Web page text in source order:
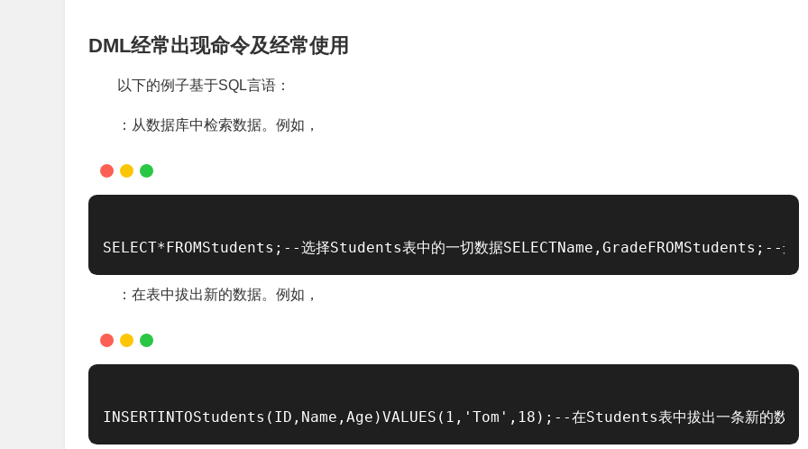
DML经常出现命令及经常使用
以下的例子基于SQL言语：
：从数据库中检索数据。例如，
SELECT*FROMStudents;--选择Students表中的一切数据SELECTName,GradeFROMStudents;--选
：在表中拔出新的数据。例如，
INSERTINTOStudents(ID,Name,Age)VALUES(1,'Tom',18);--在Students表中拔出一条新的数据